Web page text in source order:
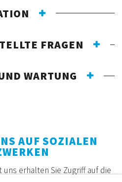
FRAGEN
WARTUNG
AUF SOZIALEN
erhalten Sie Zugriff auf die